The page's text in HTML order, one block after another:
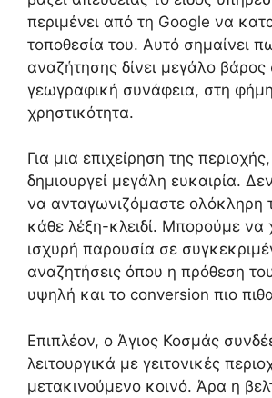
περιμένει από τη Google να
τοποθεσία του. Αυτό σημαίνει
αναζήτησης δίνει μεγάλο βάρος
γεωγραφική συνάφεια, στη
χρηστικότητα.
Για μια επιχείρηση της
δημιουργεί μεγάλη ευκαιρία.
να ανταγωνιζόμαστε ολόκληρη
κάθε λέξη-κλειδί. Μπορούμε να
ισχυρή παρουσία σε
αναζητήσεις όπου η πρόθεση
υψηλή και το conversion πιο
Επιπλέον, ο Άγιος Κοσμάς
λειτουργικά με γειτονικές
μετακινούμενο κοινό. Άρα η